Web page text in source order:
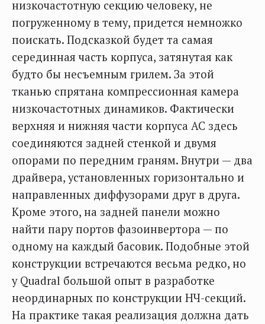
низкочастотную секцию человеку, не
погруженному в тему, придется немножко
поискать. Подсказкой будет та самая
серединная часть корпуса, затянутая как
будто бы несъемным грилем. За этой
тканью спрятана компрессионная камера
низкочастотных динамиков. Фактически
верхняя и нижняя части корпуса АС здесь
соединяются задней стенкой и двумя
опорами по передним граням. Внутри — два
драйвера, установленных горизонтально и
направленных диффузорами друг в друга.
Кроме этого, на задней панели можно
найти пару портов фазоинвертора — по
одному на каждый басовик. Подобные этой
конструкции встречаются весьма редко, но
у Quadral большой опыт в разработке
неординарных по конструкции НЧ-секций.
На практике такая реализация должна дать